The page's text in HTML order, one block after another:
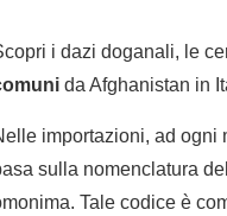
i dazi doganali, le
da Afghanistan in
importazioni, ad ogni
sulla nomenclatura
Tale codice è